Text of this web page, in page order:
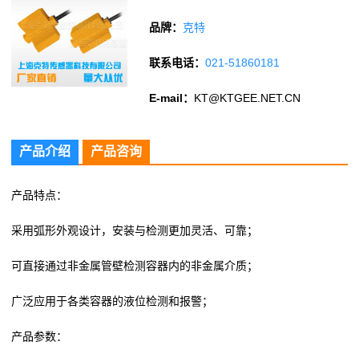
品牌： 克特
联系电话：021-51860181
E-mail： KT@KTGEE.NET.CN
产品介绍 产品咨询
产品特点：
采用弧形外观设计，安装与检测更加灵活、可靠；
可直接通过非金属管壁检测容器内的非金属介质；
广泛应用于各类容器的液位检测和报警；
产品参数：